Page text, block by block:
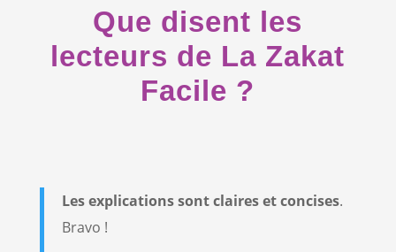
Que disent les
lecteurs de La Zakat
Facile ?
Les explications sont claires et concises.
Bravo !